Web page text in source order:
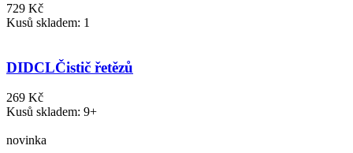
729 Kč
Kusů skladem: 1
DIDCLČistič řetězů
269 Kč
Kusů skladem: 9+
novinka